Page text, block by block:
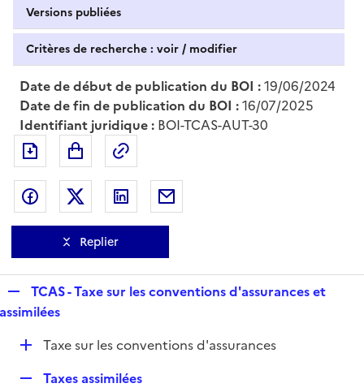
Versions publiées
Critères de recherche : voir / modifier
Date de début de publication du BOI :19/06/2024
Date de fin de publication du BOI :16/07/2025
Identifiant juridique : BOI-TCAS-AUT-30
Exporter le document au format pdf
Partager sur Facebook
Partager sur Twitter
Partager sur LinkedIn
Replier
e
l
TCAS - Taxe sur les conventions d'assurances et
assimilées
DTaxe sur les conventions d'assurances
Taxes assimilées